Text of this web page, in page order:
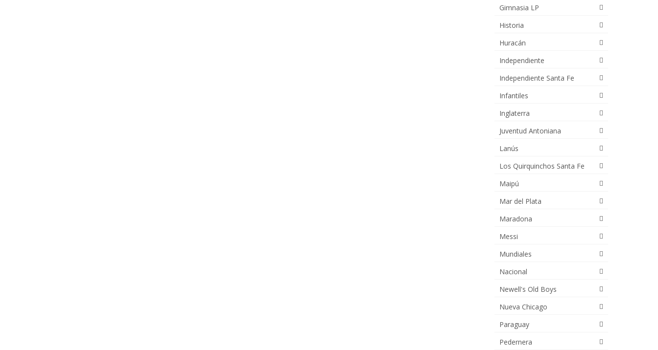
Gimnasia LP
Historia
Huracán
Independiente
Independiente Santa Fe
Infantiles
Inglaterra
Juventud Antoniana
Lanús
Los Quirquinchos Santa Fe
Maipú
Mar del Plata
Maradona
Messi
Mundiales
Nacional
Newell's Old Boys
Nueva Chicago
Paraguay
Pedernera